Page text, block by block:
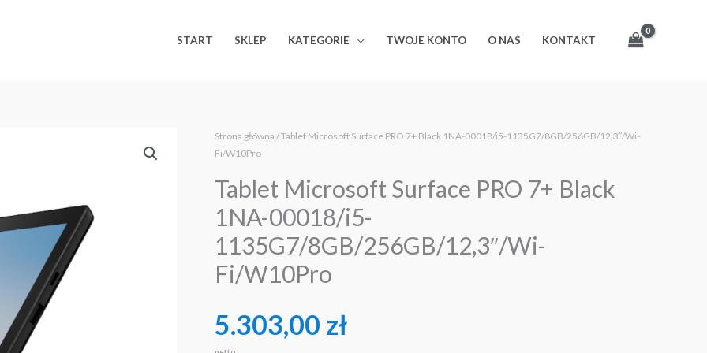
START SKLEP KATEGORIE TWOJE KONTO O NAS KONTAKT
Strona główna / Tablet Microsoft Surface PRO 7+ Black 1NA-00018/i5-1135G7/8GB/256GB/12,3″/Wi-
Fi/W10Pro
Tablet Microsoft Surface PRO 7+ Black
1NA-00018/i5-
1135G7/8GB/256GB/12,3″/Wi-
Fi/W10Pro
5.303,00 zł